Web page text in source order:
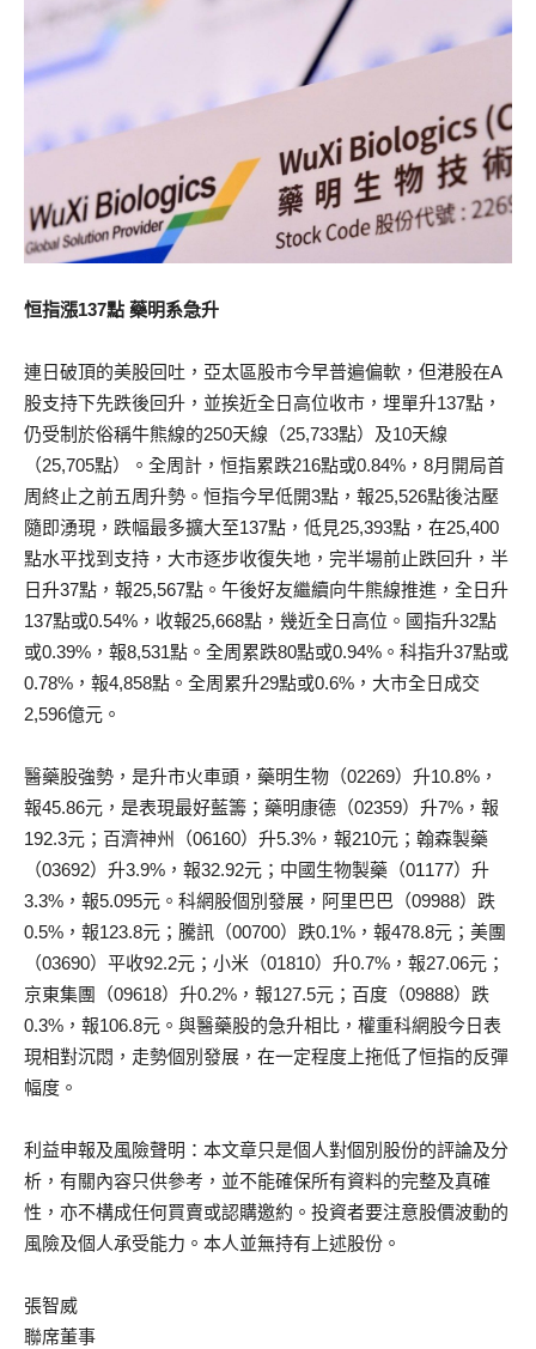
恒指漲137點 藥明系急升
連日破頂的美股回吐，亞太區股市今早普遍偏軟，但港股在A
股支持下先跌後回升，並挨近全日高位收市，埋單升137點，
仍受制於俗稱牛熊線的250天線（25,733點）及10天線
（25,705點）。全周計，恒指累跌216點或0.84%，8月開局首
周終止之前五周升勢。恒指今早低開3點，報25,526點後沽壓
隨即湧現，跌幅最多擴大至137點，低見25,393點，在25,400
點水平找到支持，大市逐步收復失地，完半場前止跌回升，半
日升37點，報25,567點。午後好友繼續向牛熊線推進，全日升
137點或0.54%，收報25,668點，幾近全日高位。國指升32點
或0.39%，報8,531點。全周累跌80點或0.94%。科指升37點或
0.78%，報4,858點。全周累升29點或0.6%，大市全日成交
2,596億元。
醫藥股強勢，是升市火車頭，藥明生物（02269）升10.8%，
報45.86元，是表現最好藍籌；藥明康德（02359）升7%，報
192.3元；百濟神州（06160）升5.3%，報210元；翰森製藥
（03692）升3.9%，報32.92元；中國生物製藥（01177）升
3.3%，報5.095元。科網股個別發展，阿里巴巴（09988）跌
0.5%，報123.8元；騰訊（00700）跌0.1%，報478.8元；美團
（03690）平收92.2元；小米（01810）升0.7%，報27.06元；
京東集團（09618）升0.2%，報127.5元；百度（09888）跌
0.3%，報106.8元。與醫藥股的急升相比，權重科網股今日表
現相對沉悶，走勢個別發展，在一定程度上拖低了恒指的反彈
幅度。
利益申報及風險聲明：本文章只是個人對個別股份的評論及分
析，有關內容只供參考，並不能確保所有資料的完整及真確
性，亦不構成任何買賣或認購邀約。投資者要注意股價波動的
風險及個人承受能力。本人並無持有上述股份。
張智威
聯席董事